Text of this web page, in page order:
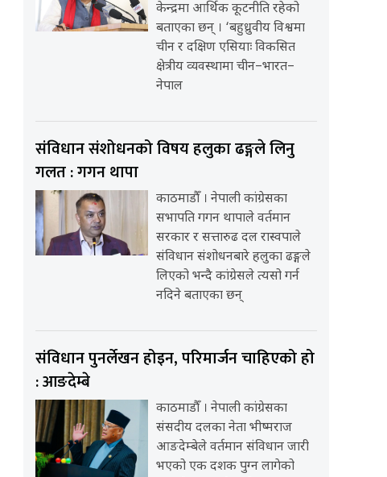
केन्द्रमा आर्थिक कूटनीति रहेको
बताएका छन् । ‘बहुध्रुवीय विश्वमा
चीन र दक्षिण एसियाः विकसित
क्षेत्रीय व्यवस्थामा चीन–भारत–
नेपाल
संविधान संशोधनको विषय हलुका ढङ्गले लिनु
गलत : गगन थापा
काठमाडौँ । नेपाली कांग्रेसका
सभापति गगन थापाले वर्तमान
सरकार र सत्तारुढ दल रास्वपाले
संविधान संशोधनबारे हलुका ढङ्गले
लिएको भन्दै कांग्रेसले त्यसो गर्न
नदिने बताएका छन्
संविधान पुनर्लेखन होइन, परिमार्जन चाहिएको हो
: आङदेम्बे
काठमाडौँ । नेपाली कांग्रेसका
संसदीय दलका नेता भीष्मराज
आङदेम्बेले वर्तमान संविधान जारी
भएको एक दशक पुग्न लागेको